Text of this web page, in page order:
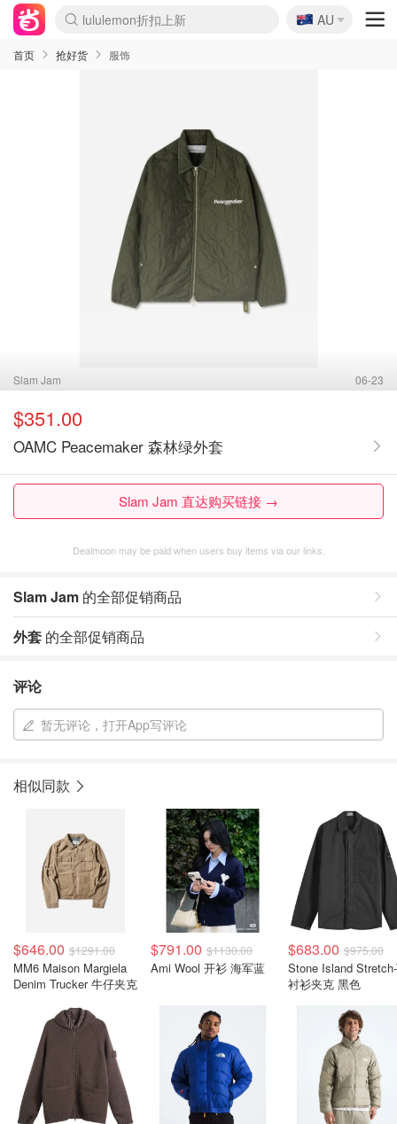
Sasa美妆护肤3.5折
SSENSE年中2.5折
FreshBeauty好价汇总
Cettire降价+叠9折
WWS Coles超市实拍
viagogo二手票捡漏
Myer超级周末
The Outnet奢牌1折起
David Jones 3折起
Flannels大牌1折
Perfumes Club护肤1折
AMIRO面罩$251
Amazon折扣汇总
eToro入金$200送$50
Amazon数码好物
ICONIC本周7.5折
ThedoubleF高奢地板价
Moose Knuckles 6折
丝芙兰5折起
EUFY摄像头$98
Selenichast首饰2折
Trip机票酒店促销
YSL送5件彩妆礼
Amazon家居好物
Amazon美妆护肤
雅漾大喷$8
过敏原检测盒$33
伊索独家赠50ml沐浴露
科颜氏高保湿面霜$29
SEALIFE海洋馆门票6折
丝塔芙大白罐$16
订阅Newsletter送香薰
Cult Beauty 6.8折
Harrods圣诞日历$525
LN-CC奢牌私促3折
d'Alba空姐喷雾$16
EVE LOM套装£56
Bernardelli独家4折
Adore Beauty 6折起
CT圣诞日历
Mytheresa奢品2.7折
Luxury Escapes 9折
Currentbody美容仪$881
MOON Garden Live
Roborock扫地机$649
Tingo Life水杯$24
Valentino官网5折
CR洗护套装$23
修丽可4件套$159
Myer彩妆2件7折
GANNI官网4.5折
Stylevana韩妆4折
Tessabit高奢8.5折
OGX洗发水$11
Amazon阿德莱德次日达
卡诗8.5折+赠礼
Philips Hue灯具8折
🇦🇺
AU
首页 抢好货 服饰
Slam Jam 06-23
$351.00
OAMC Peacemaker 森林绿外套
Slam Jam 直达购买链接 →
Dealmoon may be paid when users buy items via our links.
Slam Jam 的全部促销商品
外套 的全部促销商品
评论
暂无评论，打开App写评论
相似同款
$646.00 $1291.00
MM6 Maison Margiela
Denim Trucker 牛仔夹克
$791.00 $1130.00
Ami Wool 开衫 海军蓝
$683.00 $975.00
Stone Island
衬衫夹克 黑色